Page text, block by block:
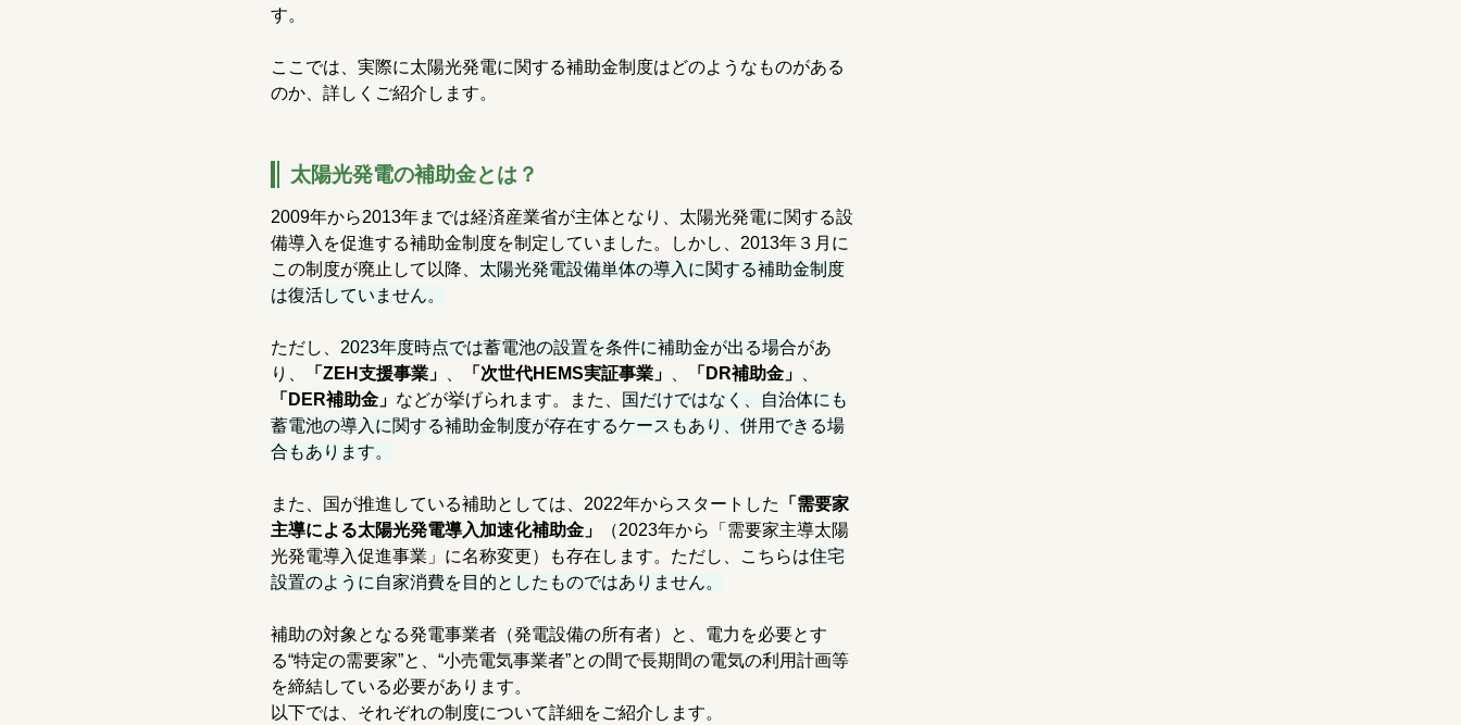
す。
ここでは、実際に太陽光発電に関する補助金制度はどのようなものがある
のか、詳しくご紹介します。
太陽光発電の補助金とは？
2009年から2013年までは経済産業省が主体となり、太陽光発電に関する設
備導入を促進する補助金制度を制定していました。しかし、2013年３月に
この制度が廃止して以降、 太陽光発電設備単体の導入に関する補助金制度
は復活していません。
ただし、 2023年度時点では蓄電池の設置を条件に補助金が出る場合があ
り、
「ZEH支援事業」 「次世代HEMS実証事業」 「DR補助金」
「DER補助金」 などが挙げられます。また、
国だけではなく、自治体にも
蓄電池の導入に関する補助金制度が存在するケースもあり、併用できる場
合もあります。
また、国が推進している補助としては、2022年からスタートした 「需要家
主導による太陽光発電導入加速化補助金」
（2023年から「需要家主導太陽
光発電導入促進事業」に名称変更）も存在します。ただし、こちらは住宅
設置のように自家消費を目的としたものではありません。
補助の対象となる発電事業者（発電設備の所有者）と、電力を必要とす
る“特定の需要家”と、“小売電気事業者”との間で長期間の電気の利用計画等
を締結している必要があります。
以下では、それぞれの制度について詳細をご紹介します。